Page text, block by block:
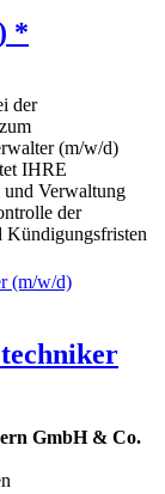
*
der
(m/w/d)
IHRE
Verwaltung
der
Kündigungsfristen
GmbH & Co.